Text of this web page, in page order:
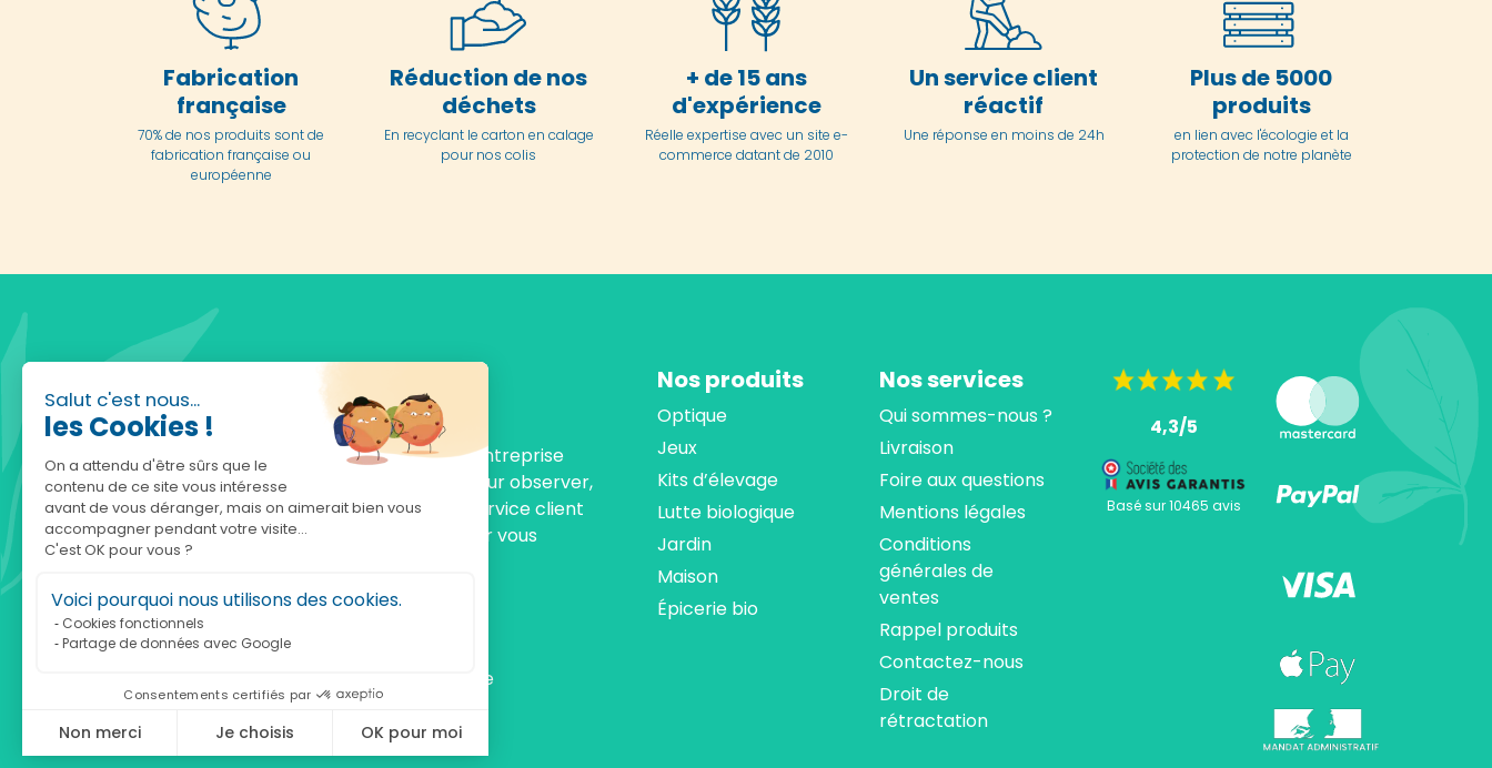
Salut c'est nous...
les Cookies !
On a attendu d'être sûrs que le
contenu de ce site vous intéresse
avant de vous déranger, mais on aimerait bien vous
accompagner pendant votre visite...
C'est OK pour vous ?
Voici pourquoi nous utilisons des cookies.
Cookies fonctionnels
Partage de données avec Google
Consentements certifiés par
Non merci Je choisis OK pour moi
Fabrication
française
70% de nos produits sont de
fabrication française ou
européenne
Réduction de nos
déchets
En recyclant le carton en calage
pour nos colis
+ de 15 ans
d'expérience
Réelle expertise avec un site e-
commerce datant de 2010
Un service client
réactif
Une réponse en moins de 24h
Plus de 5000
produits
en lien avec l'écologie et la
protection de notre planète
Fondée en 2010, achatnature.com est une entreprise
française qui réunit plus de 5000 produits pour observer,
comprendre et protéger la nature. Notre service client
est à votre écoute, du lundi au vendredi, pour vous
accompagner.
Notre adresse :
achatnature.com (Ethik & Nature)
160 rue Pierre Fallion - 69140 Rillieux-La-Pape
Nos produits
Optique
Jeux
Kits d’élevage
Lutte biologique
Jardin
Maison
Épicerie bio
Nos services
Qui sommes-nous ?
Livraison
Foire aux questions
Mentions légales
Conditions
générales de
ventes
Rappel produits
Contactez-nous
Droit de
rétractation
4,3/5
Basé sur 10465 avis